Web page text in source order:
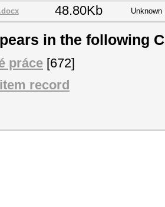
48.80Kb Unknown
in the following
práce [672]
record